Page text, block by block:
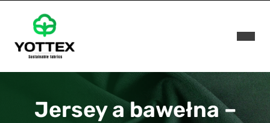
Jersey a bawełna –